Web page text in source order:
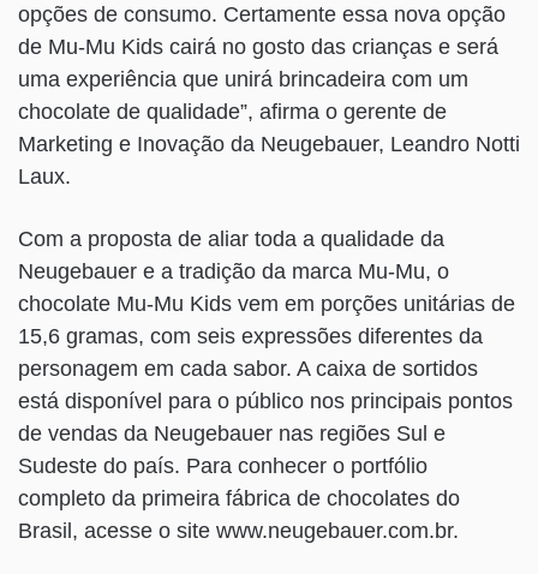
opções de consumo. Certamente essa nova opção
de Mu-Mu Kids cairá no gosto das crianças e será
uma experiência que unirá brincadeira com um
chocolate de qualidade”, afirma o gerente de
Marketing e Inovação da Neugebauer, Leandro Notti
Laux.
Com a proposta de aliar toda a qualidade da
Neugebauer e a tradição da marca Mu-Mu, o
chocolate Mu-Mu Kids vem em porções unitárias de
15,6 gramas, com seis expressões diferentes da
personagem em cada sabor. A caixa de sortidos
está disponível para o público nos principais pontos
de vendas da Neugebauer nas regiões Sul e
Sudeste do país. Para conhecer o portfólio
completo da primeira fábrica de chocolates do
Brasil, acesse o site www.neugebauer.com.br.